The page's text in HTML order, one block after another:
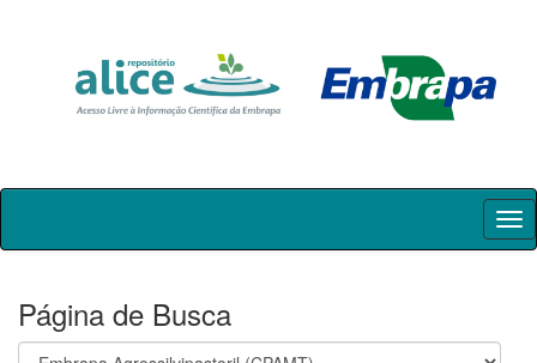
Skip
Página de Busca